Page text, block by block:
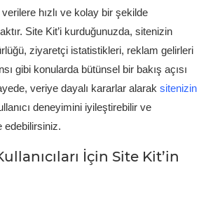
hızlı ve kolay bir şekilde
Site Kit’i kurduğunuzda, sitenizin
ziyaretçi istatistikleri, reklam gelirleri
gibi konularda bütünsel bir bakış açısı
veriye dayalı kararlar alarak sitenizin
deneyimini iyileştirebilir ve
edebilirsiniz.
İçin Site Kit’in